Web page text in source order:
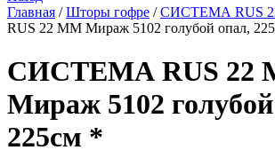
Главная / Шторы гофре / СИСТЕМА RUS
RUS 22 ММ Мираж 5102 голубой опал,
СИСТЕМА RUS 22
Мираж 5102
225см *